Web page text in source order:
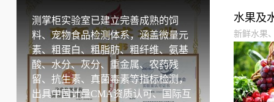
测掌柜实验室已建立完善成熟的饲
料、宠物食品检测体系，涵盖微量元
素、粗蛋白、粗脂肪、粗纤维、氨基
酸、水分、灰分、重金属、农药残
留、抗生素、真菌毒素等指标检测，
出具中国计量CMA资质认可、国际互
水果及
新鲜水果